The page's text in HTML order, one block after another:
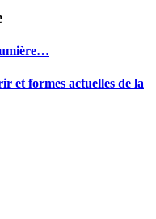
et formes actuelles de la